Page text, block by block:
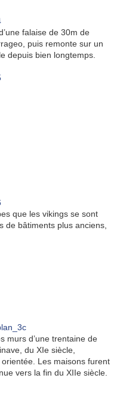
falaise de 30m de
puis remonte sur un
depuis bien longtemps.
que les vikings se sont
de bâtiments plus anciens,
murs d’une trentaine de
du XIe siècle,
Les maisons furent
vers la fin du XIIe siècle.